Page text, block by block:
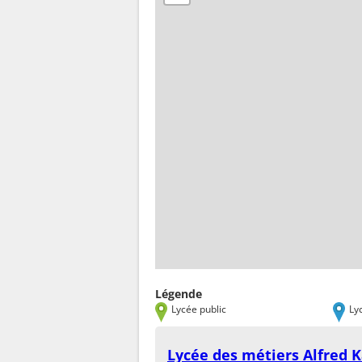
Légende
Lycée public
Lycée des métiers Alfred